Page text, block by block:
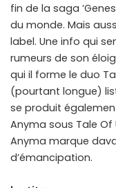
fin de la saga
du monde. Mais
label. Une info qui
rumeurs de son
qui il forme le duo
(pourtant longue)
se produit
Anyma sous Tale Of
Anyma marque
d’émancipation.